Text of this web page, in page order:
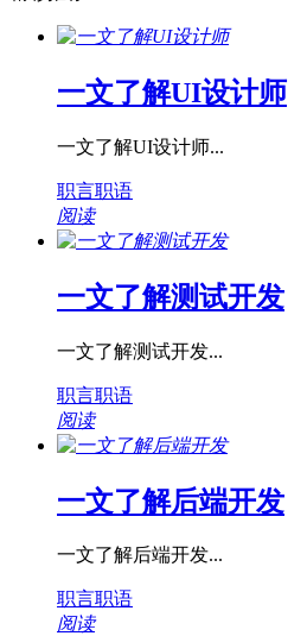
一文了解UI设计师
一文了解UI设计师...
职言职语
阅读
一文了解测试开发
一文了解测试开发...
职言职语
阅读
一文了解后端开发
一文了解后端开发...
职言职语
阅读